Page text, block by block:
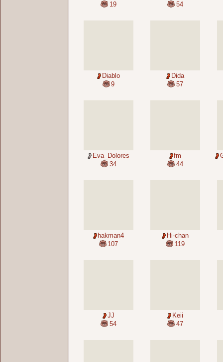
19
54
Diablo
9
Dida
57
Eva_Dolores
34
fm
44
hakman4
107
Hi-chan
119
JJ
54
Keii
47